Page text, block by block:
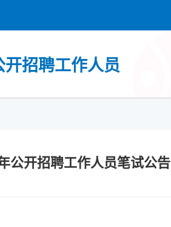
招聘工作人员
公开招聘工作人员笔试公告